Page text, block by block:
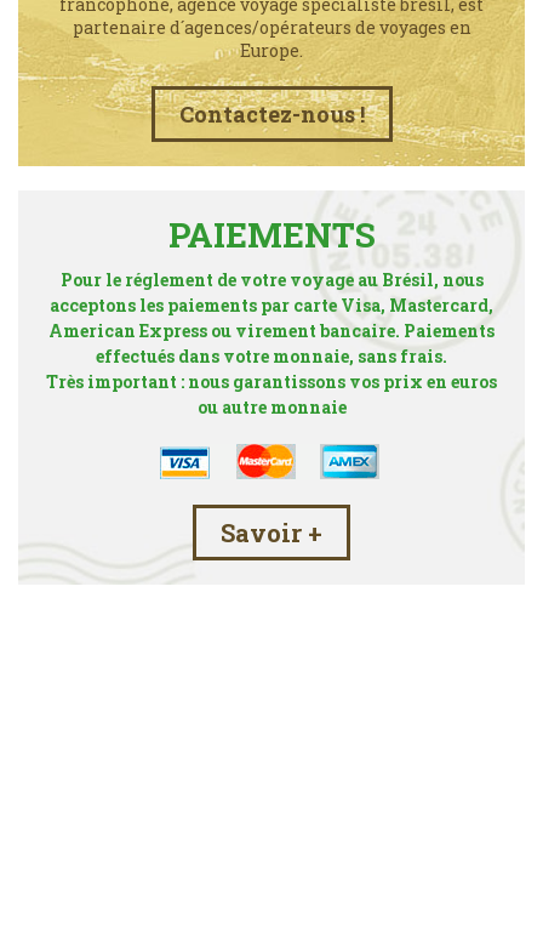
francophone, agence voyage spécialiste brésil, est
partenaire d´agences/opérateurs de voyages en
Europe.
Contactez-nous !
PAIEMENTS
Pour le réglement de votre voyage au Brésil, nous
acceptons les paiements par carte Visa, Mastercard,
American Express ou virement bancaire. Paiements
effectués dans votre monnaie, sans frais.
Très important : nous garantissons vos prix en euros
ou autre monnaie
Savoir +